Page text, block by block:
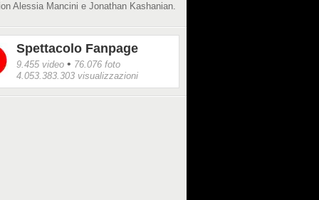
Alessia Mancini e Jonathan Kashanian.
Spettacolo Fanpage
9.455 video • 76.076 foto
4.053.383.303 visualizzazioni